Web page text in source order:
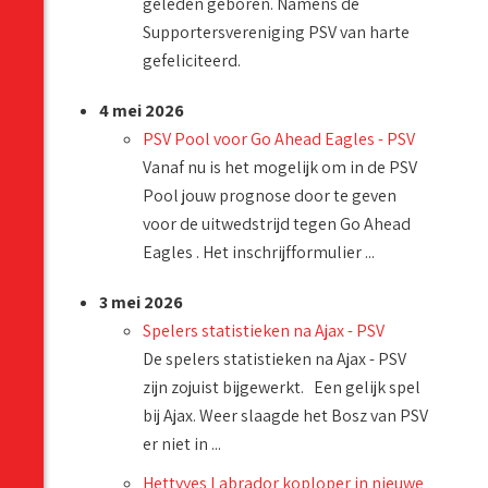
Supportersvereniging PSV van harte
gefeliciteerd.
4 mei 2026
PSV Pool voor Go Ahead Eagles - PSV
Vanaf nu is het mogelijk om in de PSV
Pool jouw prognose door te geven
voor de uitwedstrijd tegen Go Ahead
Eagles . Het inschrijfformulier ...
3 mei 2026
Spelers statistieken na Ajax - PSV
De spelers statistieken na Ajax - PSV
zijn zojuist bijgewerkt. Een gelijk spel
bij Ajax. Weer slaagde het Bosz van PSV
er niet in ...
Hettyyes Labrador koploper in nieuwe